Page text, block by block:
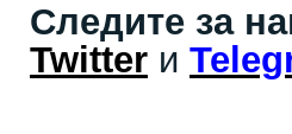
Следите за
Twitter и